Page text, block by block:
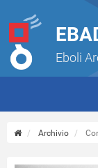
Eboli
Archivio